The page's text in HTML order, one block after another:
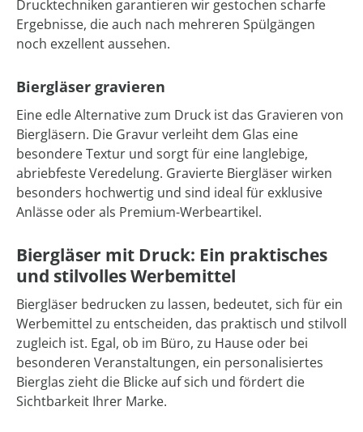
Drucktechniken garantieren wir gestochen scharfe
Ergebnisse, die auch nach mehreren Spülgängen
noch exzellent aussehen.
Biergläser gravieren
Eine edle Alternative zum Druck ist das Gravieren von
Biergläsern. Die Gravur verleiht dem Glas eine
besondere Textur und sorgt für eine langlebige,
abriebfeste Veredelung. Gravierte Biergläser wirken
besonders hochwertig und sind ideal für exklusive
Anlässe oder als Premium-Werbeartikel.
Biergläser mit Druck: Ein praktisches
und stilvolles Werbemittel
Biergläser bedrucken zu lassen, bedeutet, sich für ein
Werbemittel zu entscheiden, das praktisch und stilvoll
zugleich ist. Egal, ob im Büro, zu Hause oder bei
besonderen Veranstaltungen, ein personalisiertes
Bierglas zieht die Blicke auf sich und fördert die
Sichtbarkeit Ihrer Marke.